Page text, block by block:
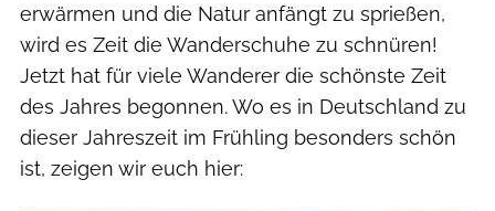
erwärmen und die Natur anfängt zu sprießen,
wird es Zeit die Wanderschuhe zu schnüren!
Jetzt hat für viele Wanderer die schönste Zeit
des Jahres begonnen. Wo es in Deutschland zu
dieser Jahreszeit im Frühling besonders schön
ist, zeigen wir euch hier: